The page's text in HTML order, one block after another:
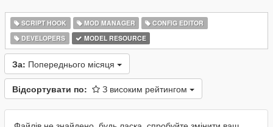
SCRIPT HOOK MOD MANAGER
CONFIG EDITOR
DEVELOPERS
MODEL RESOURCE
За: Попереднього місяця
Відсортувати по: З високим рейтингом